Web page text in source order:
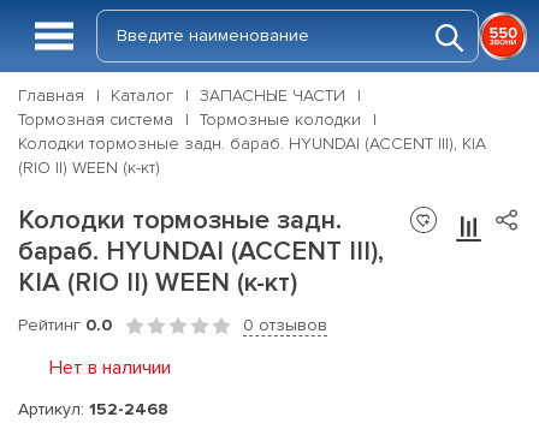
Главная Каталог
ЗАПАСНЫЕ ЧАСТИ
Тормозная система
Тормозные колодки
Колодки тормозные задн. бараб. HYUNDAI (ACCENT III), KIA
(RIO II) WEEN (к-кт)
Колодки тормозные задн.
бараб. HYUNDAI (ACCENT III),
KIA (RIO II) WEEN (к-кт)
Рейтинг 0.0 0 отзывов
Нет в наличии
Артикул: 152-2468